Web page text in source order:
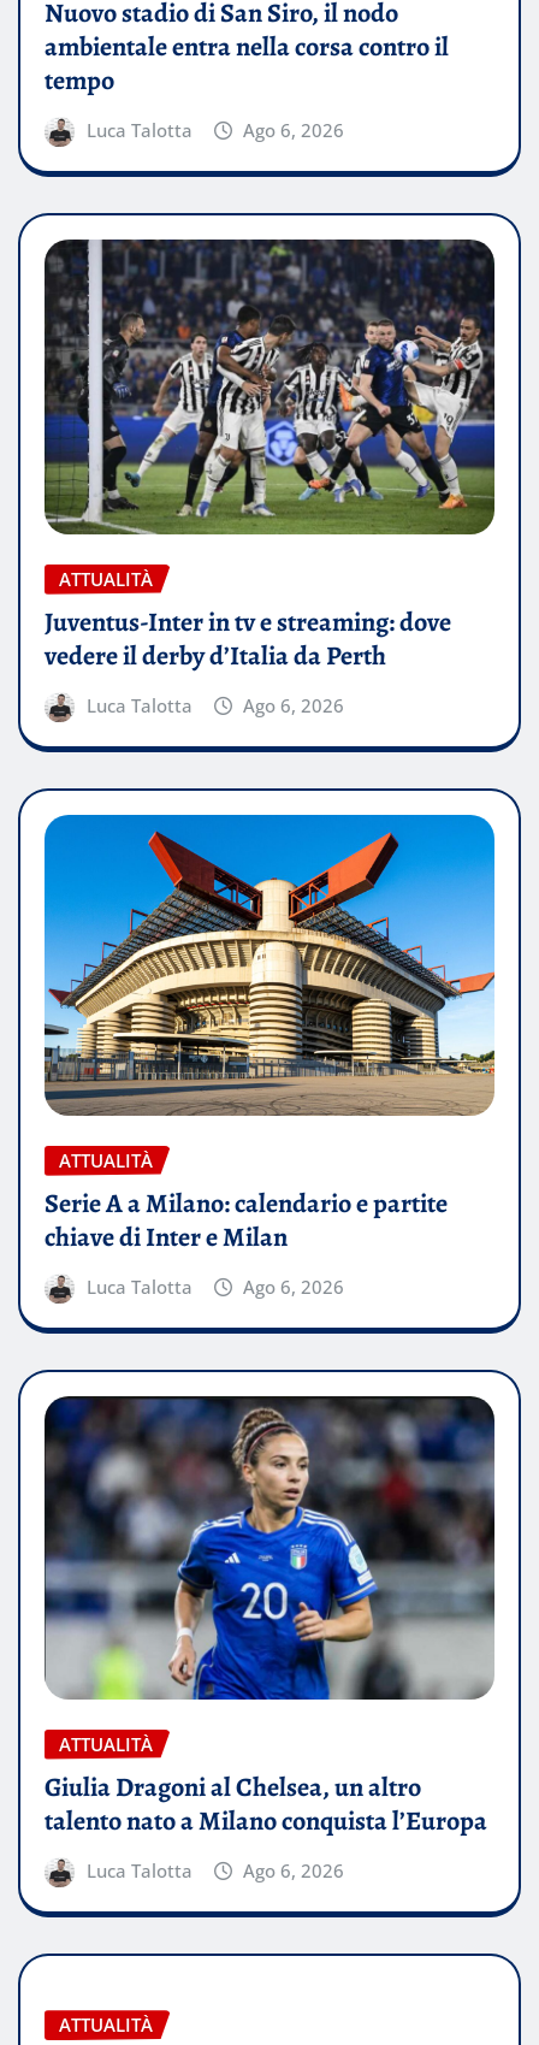
Nuovo stadio di San Siro, il nodo
ambientale entra nella corsa contro il
tempo
Luca Talotta Ago 6, 2026
ATTUALITÀ
Juventus-Inter in tv e streaming: dove
vedere il derby d’Italia da Perth
Luca Talotta Ago 6, 2026
ATTUALITÀ
Serie A a Milano: calendario e partite
chiave di Inter e Milan
Luca Talotta Ago 6, 2026
ATTUALITÀ
Giulia Dragoni al Chelsea, un altro
talento nato a Milano conquista l’Europa
Luca Talotta Ago 6, 2026
ATTUALITÀ